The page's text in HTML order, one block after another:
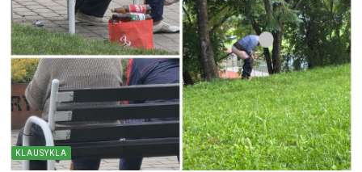
KLAUSYKLA